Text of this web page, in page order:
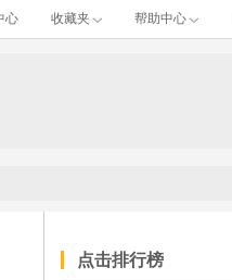
心 收藏夹 帮助中心
点击排行榜